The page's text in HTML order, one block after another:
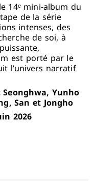
14ᵉ mini-album du
de la série
intenses, des
de soi, à
est porté par le
l’univers narratif
Yunho
San et Jongho
2026